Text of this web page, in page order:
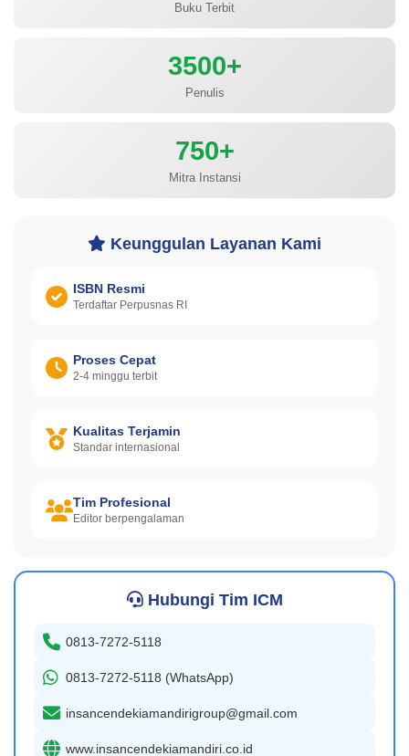
Buku Terbit
3500+
Penulis
750+
Mitra Instansi
Keunggulan Layanan Kami
ISBN Resmi
Terdaftar Perpusnas RI
Proses Cepat
2-4 minggu terbit
Kualitas Terjamin
Standar internasional
Tim Profesional
Editor berpengalaman
Hubungi Tim ICM
0813-7272-5118
0813-7272-5118 (WhatsApp)
insancendekiamandirigroup@gmail.com
www.insancendekiamandiri.co.id